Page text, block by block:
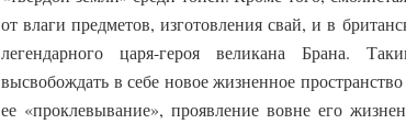
от влаги предметов, изготовления свай, и в
легендарного царя-героя великана Брана.
высвобождать в себе новое жизненное
ее «проклевывание», проявление вовне его